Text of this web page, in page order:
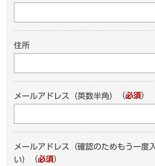
住所
メールアドレス（英数半角） （必須）
メールアドレス（確認のためもう一度
い）
（必須）